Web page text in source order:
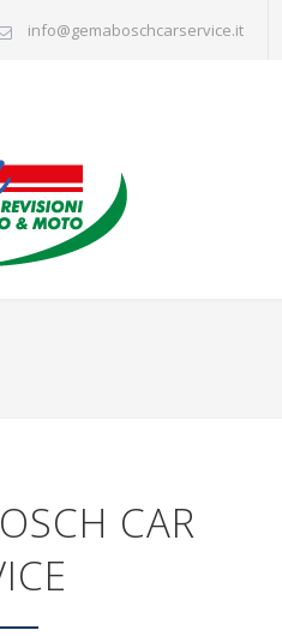
info@gemaboschcarservice.it
CAR